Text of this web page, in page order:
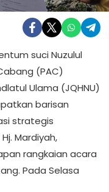
suci Nuzulul
(PAC)
Ulama (JQHNU)
barisan
strategis
Mardiyah,
rangkaian acara
Pada Selasa